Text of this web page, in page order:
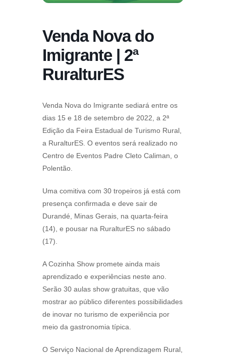
Venda Nova do
Imigrante | 2ª
RuralturES
Venda Nova do Imigrante sediará entre os
dias 15 e 18 de setembro de 2022, a 2ª
Edição da Feira Estadual de Turismo Rural,
a RuralturES. O eventos será realizado no
Centro de Eventos Padre Cleto Caliman, o
Polentão.
Uma comitiva com 30 tropeiros já está com
presença confirmada e deve sair de
Durandé, Minas Gerais, na quarta-feira
(14), e pousar na RuralturES no sábado
(17).
A Cozinha Show promete ainda mais
aprendizado e experiências neste ano.
Serão 30 aulas show gratuitas, que vão
mostrar ao público diferentes possibilidades
de inovar no turismo de experiência por
meio da gastronomia típica.
O Serviço Nacional de Aprendizagem Rural,